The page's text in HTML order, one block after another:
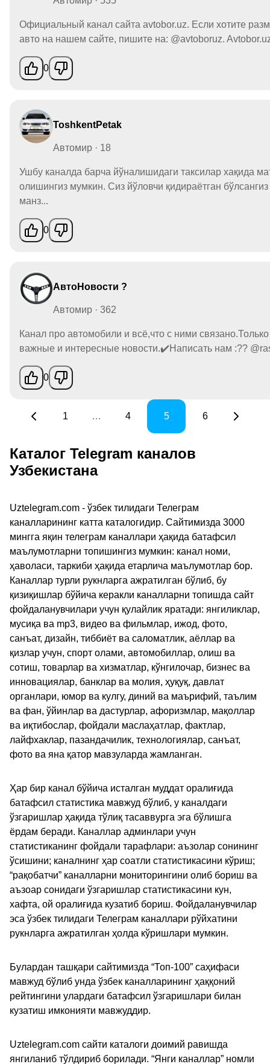
Официальный канал сайта avtobor.uz. Если хотите
авто на нашем сайте, пишите на: @avtoboruz.
0
ToshkentPetak
Автомир · 18
Ушбу каналда барча йўналишидаги таксилар хақида
олишингиз мумкин. Сиз йўловчи қидираётган бўлсангиз
манз...
0
АвтоНовости ?
Автомир · 362
Канал про автомобили и всё,что с ними
важные и интересные новости.✔️Написать нам :??
0
1 … 4 5 6
Каталог Telegram каналов
Узбекистана
Uztelegram.com - ўзбек тилидаги Телеграм
каналларининг катта каталогидир. Сайтимизда 3000
мингга яқин телеграм каналлари ҳақида батафсил
маълумотларни топишингиз мумкин: канал номи,
ҳаволаси, таркиби ҳақида етарлича маълумотлар бор.
Каналлар турли рукнларга ажратилган бўлиб, бу
қизиқишлар бўйича керакли каналларни топишда сайт
фойдаланувчилари учун қулайлик яратади: янгиликлар,
мусиқа ва mp3, видео ва фильмлар, ижод, фото,
санъат, дизайн, тиббиёт ва саломатлик, аёллар ва
қизлар учун, спорт олами, автомобиллар, олиш ва
сотиш, товарлар ва хизматлар, кўнгилочар, бизнес ва
инновациялар, банклар ва молия, ҳуқуқ, давлат
органлари, юмор ва кулгу, диний ва маърифий, таълим
ва фан, ўйинлар ва дастурлар, афоризмлар, мақоллар
ва иқтибослар, фойдали маслаҳатлар, фактлар,
лайфхаклар, пазандачилик, технологиялар, санъат,
фото ва яна қатор мавзуларда жамланган.
Ҳар бир канал бўйича исталган муддат оралиғида
батафсил статистика мавжуд бўлиб, у каналдаги
ўзгаришлар ҳақида тўлиқ тасаввурга эга бўлишга
ёрдам беради. Каналлар админлари учун
статистиканинг фойдали тарафлари: аъзолар сонининг
ўсишини; каналнинг ҳар соатли статистикасини кўриш;
“рақобатчи” каналларни мониторингини олиб бориш ва
аъзоар сонидаги ўзгаришлар статистикасини кун,
хафта, ой оралиғида кузатиб бориш. Фойдаланувчилар
эса ўзбек тилидаги Телеграм каналлари рўйхатини
рукнларга ажратилган ҳолда кўришлари мумкин.
Булардан ташқари сайтимизда “Топ-100” саҳифаси
мавжуд бўлиб унда ўзбек каналларининг ҳаққоний
рейтингини улардаги батафсил ўзгаришлари билан
кузатиш имконияти мавжуддир.
Uztelegram.com сайти каталоги доимий равишда
янгиланиб тўлдириб борилади. “Янги каналлар” номли